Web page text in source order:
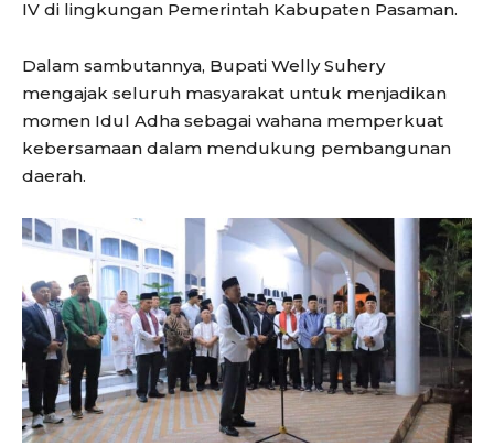
IV di lingkungan Pemerintah Kabupaten Pasaman.
Dalam sambutannya, Bupati Welly Suhery
mengajak seluruh masyarakat untuk menjadikan
momen Idul Adha sebagai wahana memperkuat
kebersamaan dalam mendukung pembangunan
daerah.